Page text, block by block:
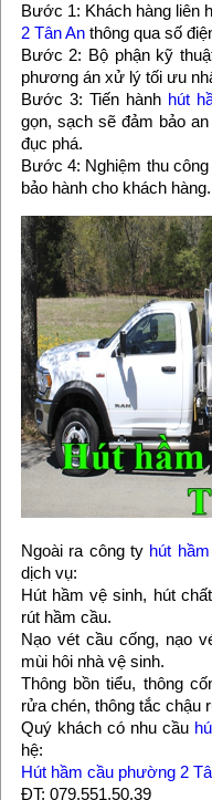
Bước 1: Khách hàng liên
2 Tân Anthông qua số
Bước 2: Bộ phận kỹ
phương án xử lý tối ưu
Bước 3: Tiến hành hút
gọn, sạch sẽ đảm bảo
đục phá.
Bước 4: Nghiệm thu
bảo hành cho khách hàng.
Ngoài ra công ty hút
dịch vụ:
Hút hầm vệ sinh, hút
rút hầm cầu.
Nạo vét cầu cống, nạo
mùi hôi nhà vệ sinh.
Thông bồn tiểu, thông
rửa chén, thông tắc chậu
Quý khách có nhu cầu
hệ:
Hút hầm cầu phường 2
ĐT: 079.551.50.39